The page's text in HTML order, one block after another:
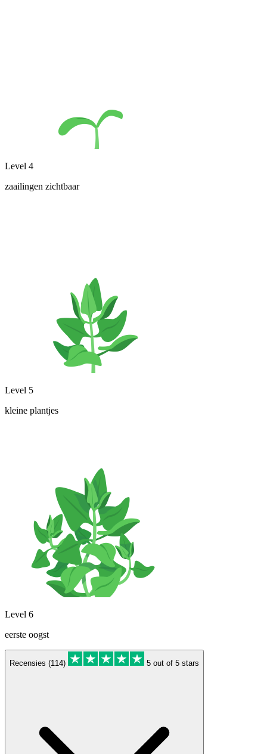
Level 4
zaailingen zichtbaar
Level 5
kleine plantjes
Level 6
eerste oogst
Recensies (114) 5 out of 5 stars